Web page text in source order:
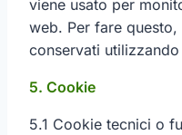
viene usato per
web. Per fare
conservati
5. Cookie
5.1 Cookie tecnici o